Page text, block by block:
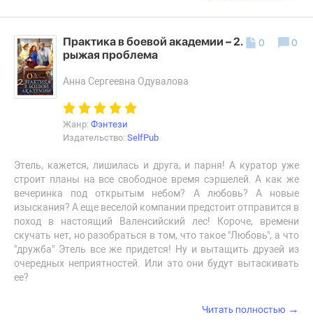
Практика в боевой академии – 2. Его
рыжая проблема
Анна Сергеевна Одувалова
Жанр: Фэнтези
Издательство: SelfPub
Этель, кажется, лишилась и друга, и парня! А куратор уже
строит планы на все свободное время сэршелей. А как же
вечеринка под открытым небом? А любовь? А новые
изыскания? А еще веселой компании предстоит отправится в
поход в настоящий Валенсийский лес! Короче, времени
скучать нет, но разобраться в том, что такое "Любовь", а что
"дружба" Этель все же придется! Ну и вытащить друзей из
очередных неприятностей. Или это они будут вытаскивать
ее?
0 0
Читать полностью →